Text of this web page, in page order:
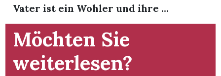
Vater ist ein Wohler und ihre ...
Möchten Sie
weiterlesen?